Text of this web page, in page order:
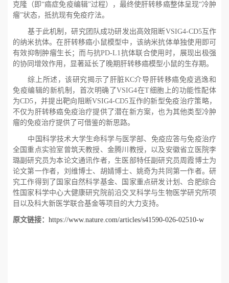
克隆（即“癌症免疫编辑”过程），最终使肝转移癌整体呈现“冷肿
瘤”状态，抵抗现有免疫疗法。
基于此机制，研究团队成功研发出高效阻断VSIG4-CD5互作
的纳米抗体。在肝转移癌小鼠模型中，该纳米抗体单独使用即可
有效抑制肿瘤生长；而与抗PD-L1抗体联合使用时，展现出极强
的协同增效作用，显著延长了晚期肝转移癌模型小鼠的生存期。
综上所述，该研究揭示了肝脏KC介导肝转移癌免疫逃逸和
免疫编辑的新机制，首次明确了VSIG4在T细胞上的功能性配体
为CD5，并提出靶向阻断VSIG4-CD5互作的新型免疫治疗策略，
不仅为肝转移癌免疫治疗提供了潜在新方案，也为其他类型冷肿
瘤的免疫治疗提供了可借鉴的新思路。
中国科学技术大学生命科学与医学部、免疫应答与免疫治疗
全国重点实验室曾筑天教授、金腾川教授，以及安徽省立医院李
璐副研究员为本论文通讯作者，生医部特任副研究员周霞博士为
论文第一作者，刘维博士、胡婧博士、姚奇为共同第一作者。研
究工作得到了国家自然科学基金、国家重点研发计划、合肥综合
性国家科学中心大健康研究院前沿交叉科学与生物医学研究所项
目以及科大新医学联合基金等项目的大力支持。
原文链接： https://www.nature.com/articles/s41590-026-02510-w